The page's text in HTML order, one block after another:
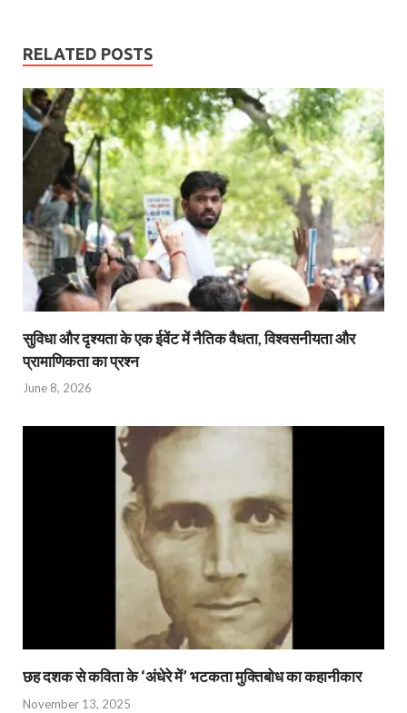
RELATED POSTS
सुविधा और दृश्यता के एक ईवेंट में नैतिक वैधता, विश्वसनीयता और
प्रामाणिकता का प्रश्न
June 8, 2026
छह दशक से कविता के ‘अंधेरे में’ भटकता मुक्तिबोध का कहानीकार
November 13, 2025